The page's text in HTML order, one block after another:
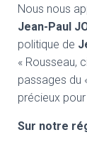
Nous nous
Jean-Paul
politique de
« Rousseau,
passages du
précieux
Sur notre